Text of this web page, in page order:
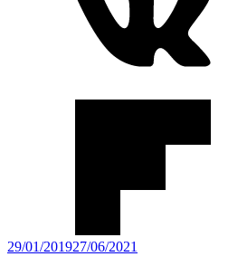
Publicado
29/01/201927/06/2021